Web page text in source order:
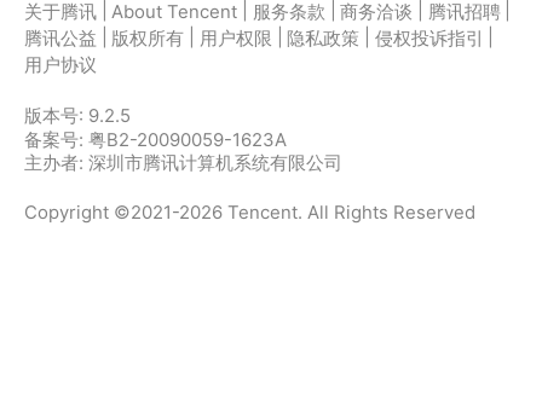
关于腾讯 About Tencent 服务条款 商务洽谈 腾讯招聘
腾讯公益
版权所有 用户权限 隐私政策 侵权投诉指引
用户协议
版本号: 9.2.5
备案号: 粤B2-20090059-1623A
主办者: 深圳市腾讯计算机系统有限公司
Copyright ©2021-2026 Tencent. All Rights Reserved